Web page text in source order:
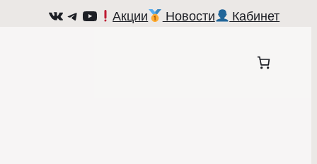
ВКонтакте
Telegram
YouTube
Акции Новости Кабинет